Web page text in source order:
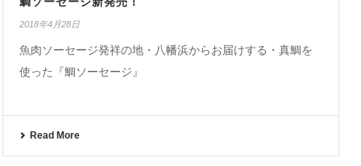
2018年4月28日
魚肉ソーセージ発祥の地・八幡浜からお届けする・真鯛を
使った『鯛ソーセージ』
Read More